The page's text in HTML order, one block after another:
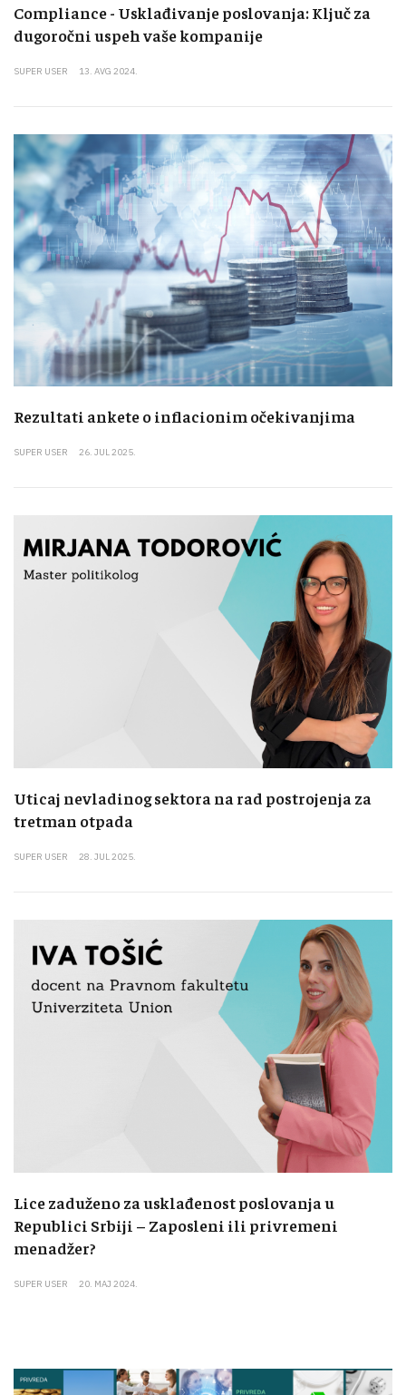
Compliance - Usklađivanje poslovanja: Ključ za
dugoročni uspeh vaše kompanije
SUPER USER 13. AVG 2024.
Rezultati ankete o inflacionim očekivanjima
SUPER USER 26. JUL 2025.
Uticaj nevladinog sektora na rad postrojenja za
tretman otpada
SUPER USER 28. JUL 2025.
Lice zaduženo za usklađenost poslovanja u
Republici Srbiji – Zaposleni ili privremeni
menadžer?
SUPER USER 20. MAJ 2024.